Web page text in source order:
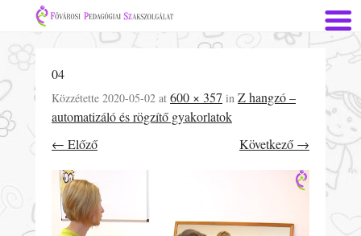
04
Közzétette 2020-05-02 at 600 × 357 in Z hangzó –
automatizáló és rögzítő gyakorlatok
← Előző
Következő →